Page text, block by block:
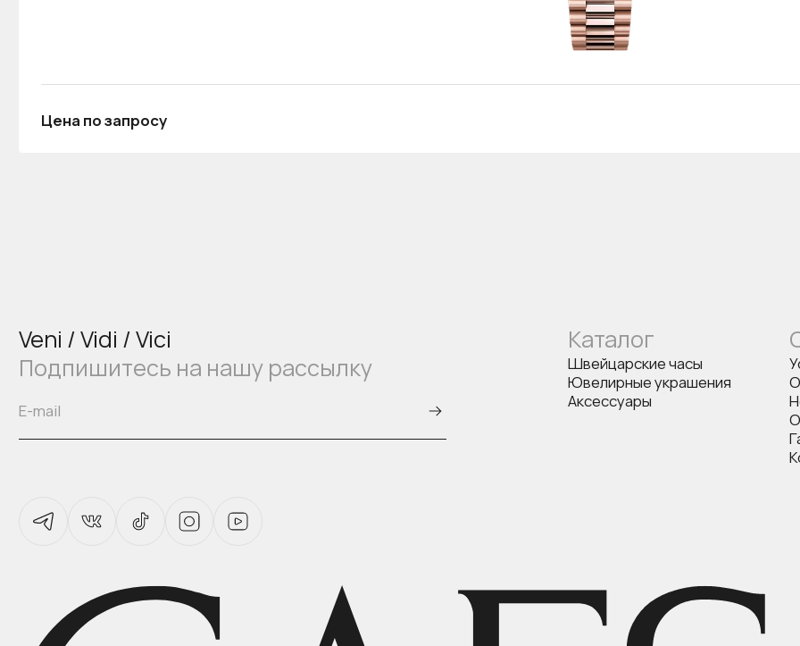
Цена по запросу
Veni / Vidi / Vici
Подпишитесь на нашу рассылку
Каталог
Швейцарские часы
Ювелирные украшения
Аксессуары